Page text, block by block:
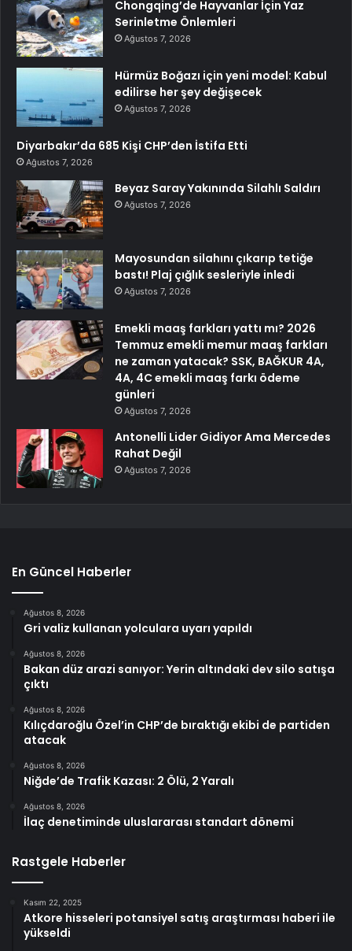
Chongqing’de Hayvanlar İçin Yaz
Serinletme Önlemleri
Ağustos 7, 2026
Hürmüz Boğazı için yeni model: Kabul
edilirse her şey değişecek
Ağustos 7, 2026
Diyarbakır’da 685 Kişi CHP’den İstifa Etti
Ağustos 7, 2026
Beyaz Saray Yakınında Silahlı Saldırı
Ağustos 7, 2026
Mayosundan silahını çıkarıp tetiğe
bastı! Plaj çığlık sesleriyle inledi
Ağustos 7, 2026
Emekli maaş farkları yattı mı? 2026
Temmuz emekli memur maaş farkları
ne zaman yatacak? SSK, BAĞKUR 4A,
4A, 4C emekli maaş farkı ödeme
günleri
Ağustos 7, 2026
Antonelli Lider Gidiyor Ama Mercedes
Rahat Değil
Ağustos 7, 2026
En Güncel Haberler
Ağustos 8, 2026
Gri valiz kullanan yolculara uyarı yapıldı
Ağustos 8, 2026
Bakan düz arazi sanıyor: Yerin altındaki dev silo satışa
çıktı
Ağustos 8, 2026
Kılıçdaroğlu Özel’in CHP’de bıraktığı ekibi de partiden
atacak
Ağustos 8, 2026
Niğde’de Trafik Kazası: 2 Ölü, 2 Yaralı
Ağustos 8, 2026
İlaç denetiminde uluslararası standart dönemi
Rastgele Haberler
Kasım 22, 2025
Atkore hisseleri potansiyel satış araştırması haberi ile
yükseldi